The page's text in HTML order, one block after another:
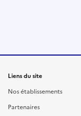
Liens du site
Nos établissements
Partenaires